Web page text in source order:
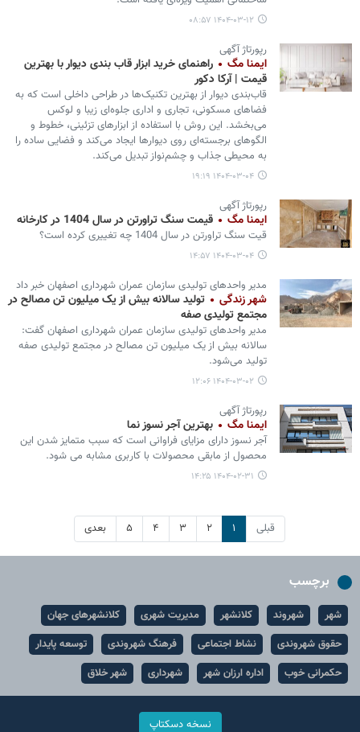
۱۴۰۴-۰۳-۱۲ ۰۸:۵۷
رپورتاژ آگهی
ایمنا مگ
راهنمای خرید ابزار قاب بندی دیوار با بهترین
قیمت | آرکا دکور
قاب‌بندی دیوار از بهترین تکنیک‌ها در طراحی داخلی است که به
فضاهای مسکونی، تجاری و اداری جلوه‌ای زیبا و لوکس
می‌بخشد. این روش با استفاده از ابزارهای تزئینی، خطوط و
الگوهای برجسته‌ای روی دیوارها ایجاد می‌کند و فضایی ساده را
به محیطی جذاب و چشم‌نواز تبدیل می‌کند.
۱۴۰۴-۰۳-۰۴ ۱۹:۱۹
رپورتاژ آگهی
ایمنا مگ قیمت سنگ تراورتن در سال 1404 در کارخانه
قیت سنگ تراورتن در سال 1404 چه تغییری کرده است؟
۱۴۰۴-۰۳-۰۴ ۱۴:۵۷
مدیر واحدهای تولیدی سازمان عمران شهرداری اصفهان خبر داد
شهر زندگی
تولید سالانه بیش از یک میلیون تن مصالح در
مجتمع تولیدی صفه
مدیر واحدهای تولیدی سازمان عمران شهرداری اصفهان گفت:
سالانه بیش از یک میلیون تن مصالح در مجتمع تولیدی صفه
تولید می‌شود.
۱۴۰۴-۰۳-۰۲ ۱۲:۰۶
رپورتاژ آگهی
ایمنا مگ بهترین آجر نسوز نما
آجر نسوز دارای مزایای فراوانی است که سبب متمایز شدن این
محصول از مابقی محصولات با کاربری مشابه می شود.
۱۴۰۴-۰۲-۳۱ ۱۴:۲۵
قبلی ۱ ۲ ۳ ۴ ۵ بعدی
برچسب
شهر شهروند کلانشهر مدیریت شهری
کلانشهرهای جهان
حقوق شهروندی
نشاط اجتماعی فرهنگ شهروندی
توسعه پایدار
حکمرانی خوب
اداره ارزان شهر شهرداری شهر خلاق
نسخه دسکتاپ